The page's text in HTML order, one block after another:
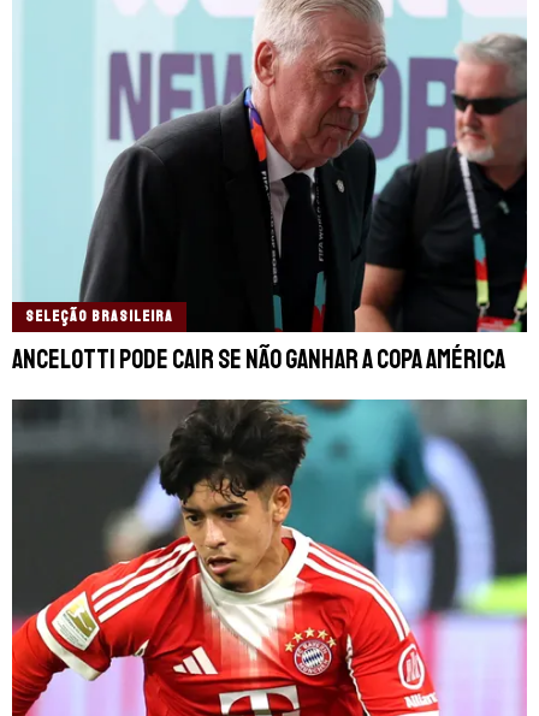
SELEÇÃO BRASILEIRA
Ancelotti pode cair se não ganhar a Copa América